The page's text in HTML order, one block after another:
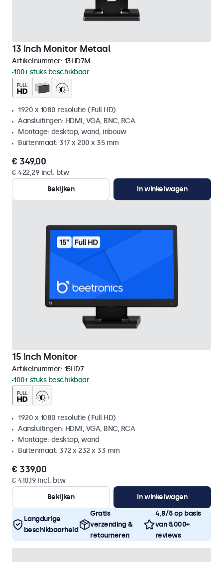
13 Inch Monitor Metaal
Artikelnummer: 13HD7M
100+ stuks beschikbaar
1920 x 1080 resolutie (Full HD)
Aansluitingen: HDMI, VGA, BNC, RCA
Montage: desktop, wand, inbouw
Buitenmaat: 317 x 200 x 35 mm
€ 349,00
€ 422,29 incl. btw
Bekijken
In winkelwagen
15 Inch Monitor
Artikelnummer: 15HD7
100+ stuks beschikbaar
1920 x 1080 resolutie (Full HD)
Aansluitingen: HDMI, VGA, BNC, RCA
Montage: desktop, wand
Buitenmaat: 372 x 232 x 33 mm
€ 339,00
€ 410,19 incl. btw
Bekijken
In winkelwagen
Langdurige
beschikbaarheid
Gratis
verzending &
retourneren
4,8/5 op basis
van 5.000+
reviews